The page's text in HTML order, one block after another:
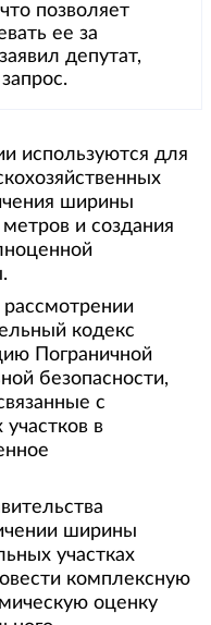
позволяет
ее за
депутат,
используются для
ширины
и создания
кодекс
Пограничной
безопасности,
с
в
ширины
участках
комплексную
оценку